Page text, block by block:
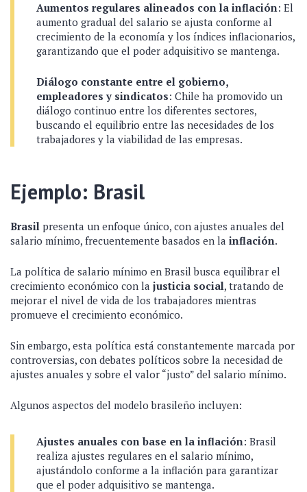
Aumentos regulares alineados con la inflación: El
aumento gradual del salario se ajusta conforme al
crecimiento de la economía y los índices inflacionarios,
garantizando que el poder adquisitivo se mantenga.
Diálogo constante entre el gobierno,
empleadores y sindicatos: Chile ha promovido un
diálogo continuo entre los diferentes sectores,
buscando el equilibrio entre las necesidades de los
trabajadores y la viabilidad de las empresas.
Ejemplo: Brasil
Brasil presenta un enfoque único, con ajustes anuales del
salario mínimo, frecuentemente basados en la inflación.
La política de salario mínimo en Brasil busca equilibrar el
crecimiento económico con la justicia social, tratando de
mejorar el nivel de vida de los trabajadores mientras
promueve el crecimiento económico.
Sin embargo, esta política está constantemente marcada por
controversias, con debates políticos sobre la necesidad de
ajustes anuales y sobre el valor “justo” del salario mínimo.
Algunos aspectos del modelo brasileño incluyen:
Ajustes anuales con base en la inflación: Brasil
realiza ajustes regulares en el salario mínimo,
ajustándolo conforme a la inflación para garantizar
que el poder adquisitivo se mantenga.